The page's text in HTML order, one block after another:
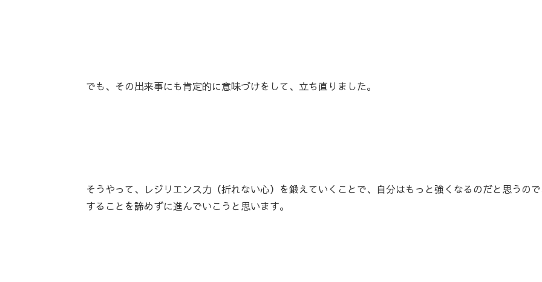
でも、その出来事にも肯定的に意味づけをして、立ち直りました。
そうやって、レジリエンス力（折れない心）を鍛えていくことで、自分はもっと強くなるのだと思うの
することを諦めずに進んでいこうと思います。